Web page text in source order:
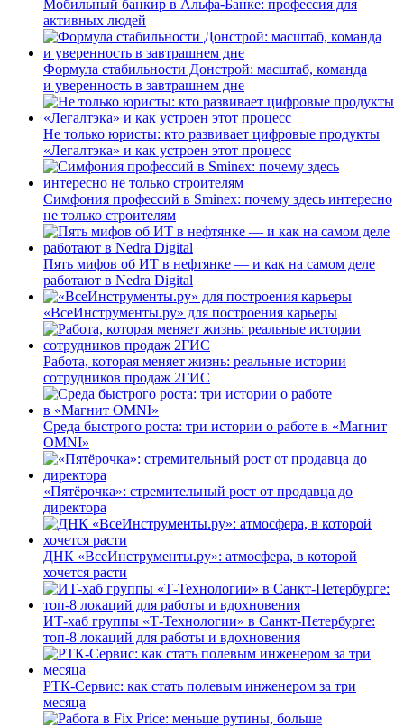
Мобильный банкир в Альфа-Банке: профессия для
активных людей
Формула стабильности Донстрой: масштаб, команда
и уверенность в завтрашнем дне
Не только юристы: кто развивает цифровые продукты
«Легалтэка» и как устроен этот процесс
Симфония профессий в Sminex: почему здесь интересно
не только строителям
Пять мифов об ИТ в нефтянке — и как на самом деле
работают в Nedra Digital
«ВсеИнструменты.ру» для построения карьеры
Работа, которая меняет жизнь: реальные истории
сотрудников продаж 2ГИС
Среда быстрого роста: три истории о работе в «Магнит
OMNI»
«Пятёрочка»: стремительный рост от продавца до
директора
ДНК «ВсеИнструменты.ру»: атмосфера, в которой
хочется расти
ИТ-хаб группы «Т-Технологии» в Санкт-Петербурге:
топ-8 локаций для работы и вдохновения
РТК-Сервис: как стать полевым инженером за три
месяца